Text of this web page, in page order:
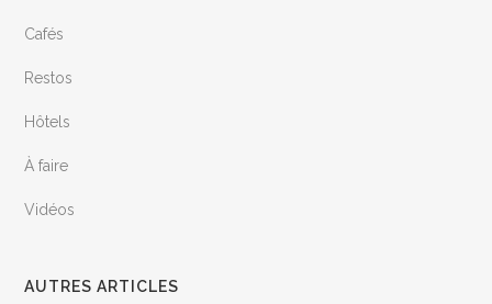
Cafés
Restos
Hôtels
À faire
Vidéos
AUTRES ARTICLES